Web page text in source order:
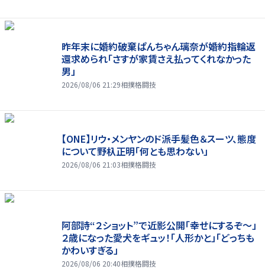
昨年末に婚約破棄ぱんちゃん璃奈が婚約指輪返
還求められ「さすが家賃さえ払ってくれなかった
男」
2026/08/06 21:29相撲格闘技
【ONE】リウ・メンヤンのド派手髪色＆スーツ、態度
について野杁正明「何とも思わない」
2026/08/06 21:03相撲格闘技
阿部詩“２ショット”で近影公開「幸せにするぞ〜」
２歳になった愛犬をギュッ！「人形かと」「どっちも
かわいすぎる」
2026/08/06 20:40相撲格闘技